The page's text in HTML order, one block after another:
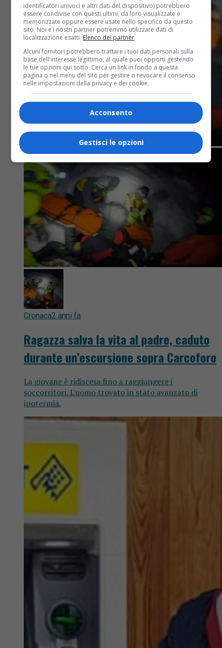
Cronaca2 anni fa
Ragazza salva la vita al padre, caduto
durante un’escursione sopra Carcoforo
La giovane è ridiscesa fino a raggiungere i
soccorritori. L'uomo trovato in stato avanzato di
ipotermia.
identificatori univoci e altri dati del dispositivo) potrebbero
essere condivise con questi ultimi, da loro visualizzate e
memorizzate oppure essere usate nello specifico da questo
sito. Noi e i nostri partner potremmo utilizzare dati di
localizzazione esatti. Elenco dei partner.
Alcuni fornitori potrebbero trattare i tuoi dati personali sulla
base dell'interesse legittimo, al quale puoi opporti gestendo
le tue opzioni qui sotto. Cerca un link in fondo a questa
pagina o nel menu del sito per gestire o revocare il consenso
nelle impostazioni della privacy e dei cookie.
Acconsento
Gestisci le opzioni